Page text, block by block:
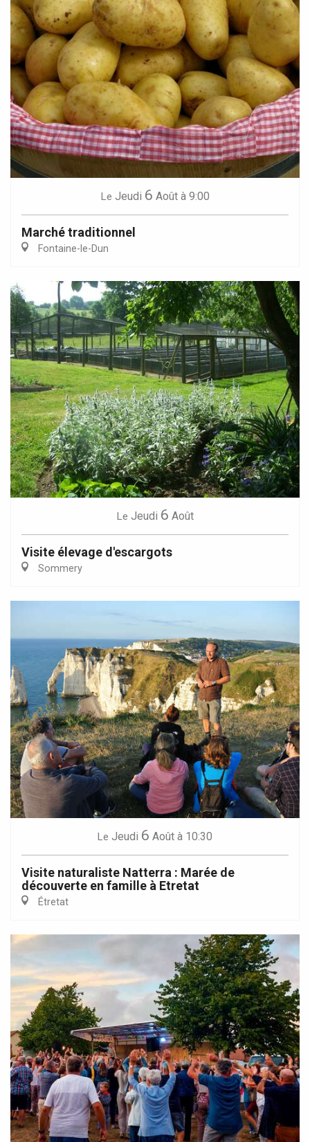
Le Jeudi 6 Août à 9:00
Marché traditionnel
Fontaine-le-Dun
Le Jeudi 6 Août
Visite élevage d'escargots
Sommery
Le Jeudi 6 Août à 10:30
Visite naturaliste Natterra : Marée de
découverte en famille à Etretat
Étretat